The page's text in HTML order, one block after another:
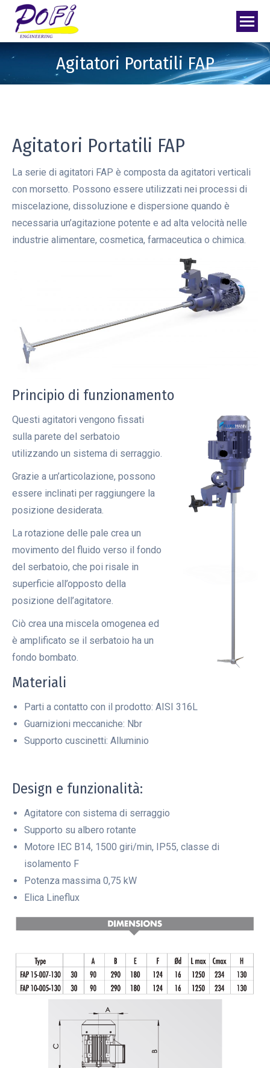
Agitatori Portatili FAP
Agitatori Portatili FAP
La serie di agitatori FAP è composta da agitatori verticali
con morsetto. Possono essere utilizzati nei processi di
miscelazione, dissoluzione e dispersione quando è
necessaria un’agitazione potente e ad alta velocità nelle
industrie alimentare, cosmetica, farmaceutica o chimica.
Principio di funzionamento
Questi agitatori vengono fissati
sulla parete del serbatoio
utilizzando un sistema di serraggio.
Grazie a un’articolazione, possono
essere inclinati per raggiungere la
posizione desiderata.
La rotazione delle pale crea un
movimento del fluido verso il fondo
del serbatoio, che poi risale in
superficie all’opposto della
posizione dell’agitatore.
Ciò crea una miscela omogenea ed
è amplificato se il serbatoio ha un
fondo bombato.
Materiali
Parti a contatto con il prodotto: AISI 316L
Guarnizioni meccaniche: Nbr
Supporto cuscinetti: Alluminio
Design e funzionalità:
Agitatore con sistema di serraggio
Supporto su albero rotante
Motore IEC B14, 1500 giri/min, IP55, classe di
isolamento F
Potenza massima 0,75 kW
Elica Lineflux